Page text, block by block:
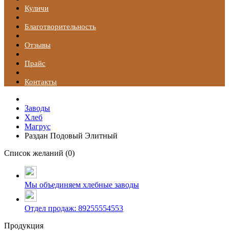
Куличи
Благотворительность
Отзывы
Прайс
Контакты
Заводы
Хлеб
Магрус
Раздан Подовый Элитный
Список желаний (0)
Мы объединяем хлебные заводы
Отдел продаж: 89255554553
Продукция